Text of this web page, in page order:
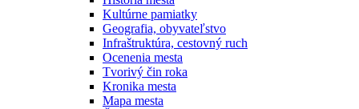
Kultúrne pamiatky
Geografia, obyvateľstvo
Infraštruktúra, cestovný ruch
Ocenenia mesta
Tvorivý čin roka
Kronika mesta
Mapa mesta